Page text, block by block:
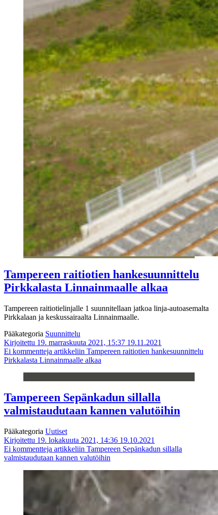
Tampereen raitiotien hankesuunnittelu
Pirkkalasta Linnainmaalle alkaa
Tampereen raitiotielinjalle 1 suunnitellaan jatkoa linja-autoasemalta
Pirkkalaan ja keskussairaalta Linnainmaalle.
Pääkategoria Suunnittelu
Kirjoitettu 19. marraskuuta 2021, 15:37 19.11.2021
Ei kommentteja artikkeliin Tampereen raitiotien hankesuunnittelu
Pirkkalasta Linnainmaalle alkaa
Tampereen Sepänkadun sillalla
valmistaudutaan kannen valutöihin
Pääkategoria Uutiset
Kirjoitettu 19. lokakuuta 2021, 14:36 19.10.2021
Ei kommentteja artikkeliin Tampereen Sepänkadun sillalla
valmistaudutaan kannen valutöihin